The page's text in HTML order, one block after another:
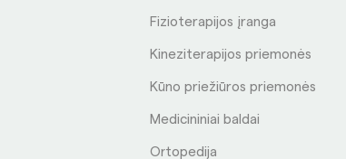
Fizioterapijos įranga
Kineziterapijos priemonės
Kūno priežiūros priemonės
Medicininiai baldai
Ortopedija